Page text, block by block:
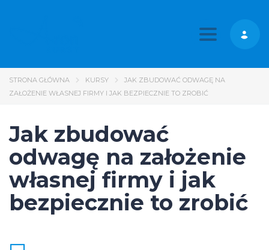
Toggle
STRONA GŁÓWNA KURSY
JAK ZBUDOWAĆ ODWAGĘ NA
ZAŁOŻENIE WŁASNEJ FIRMY I JAK BEZPIECZNIE TO ZROBIĆ
Jak zbudować
odwagę na założenie
własnej firmy i jak
bezpiecznie to zrobić